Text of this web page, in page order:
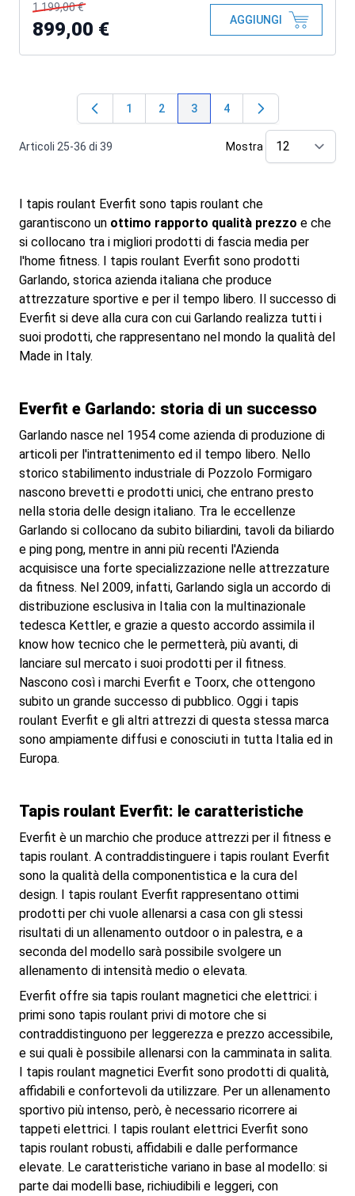
1.199,00 €
899,00 € AGGIUNGI
Articoli 25-36 di 39
Pagina
1
Pagina
2
Attualmente stai leggendo la
3
Pagina
4
Mostra
I tapis roulant Everfit sono tapis roulant che
garantiscono un ottimo rapporto qualità prezzo e che
si collocano tra i migliori prodotti di fascia media per
l'home fitness. I tapis roulant Everfit sono prodotti
Garlando, storica azienda italiana che produce
attrezzature sportive e per il tempo libero. Il successo di
Everfit si deve alla cura con cui Garlando realizza tutti i
suoi prodotti, che rappresentano nel mondo la qualità del
Made in Italy.
Everfit e Garlando: storia di un successo
Garlando nasce nel 1954 come azienda di produzione di
articoli per l'intrattenimento ed il tempo libero. Nello
storico stabilimento industriale di Pozzolo Formigaro
nascono brevetti e prodotti unici, che entrano presto
nella storia delle design italiano. Tra le eccellenze
Garlando si collocano da subito biliardini, tavoli da biliardo
e ping pong, mentre in anni più recenti l'Azienda
acquisisce una forte specializzazione nelle attrezzature
da fitness. Nel 2009, infatti, Garlando sigla un accordo di
distribuzione esclusiva in Italia con la multinazionale
tedesca Kettler, e grazie a questo accordo assimila il
know how tecnico che le permetterà, più avanti, di
lanciare sul mercato i suoi prodotti per il fitness.
Nascono così i marchi Everfit e Toorx, che ottengono
subito un grande successo di pubblico. Oggi i tapis
roulant Everfit e gli altri attrezzi di questa stessa marca
sono ampiamente diffusi e conosciuti in tutta Italia ed in
Europa.
Tapis roulant Everfit: le caratteristiche
Everfit è un marchio che produce attrezzi per il fitness e
tapis roulant. A contraddistinguere i tapis roulant Everfit
sono la qualità della componentistica e la cura del
design. I tapis roulant Everfit rappresentano ottimi
prodotti per chi vuole allenarsi a casa con gli stessi
risultati di un allenamento outdoor o in palestra, e a
seconda del modello sarà possibile svolgere un
allenamento di intensità medio o elevata.
Everfit offre sia tapis roulant magnetici che elettrici: i
primi sono tapis roulant privi di motore che si
contraddistinguono per leggerezza e prezzo accessibile,
e sui quali è possibile allenarsi con la camminata in salita.
I tapis roulant magnetici Everfit sono prodotti di qualità,
affidabili e confortevoli da utilizzare. Per un allenamento
sportivo più intenso, però, è necessario ricorrere ai
tappeti elettrici. I tapis roulant elettrici Everfit sono
tapis roulant robusti, affidabili e dalle performance
elevate. Le caratteristiche variano in base al modello: si
parte dai modelli base, richiudibili e leggeri, con